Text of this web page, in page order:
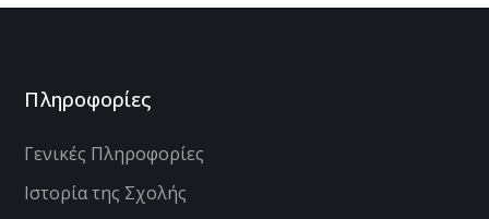
Πληροφορίες
Γενικές Πληροφορίες
Ιστορία της Σχολής